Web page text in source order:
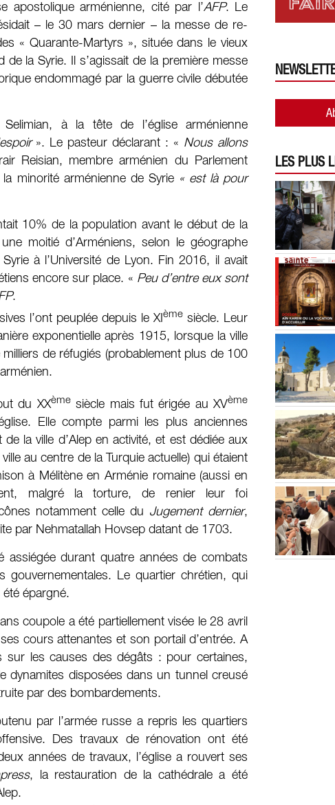
apostolique arménienne, cité par l’AFP. Le
– le 30 mars dernier – la messe de re-
« Quarante-Martyrs », située dans le vieux
la Syrie. Il s’agissait de la première messe
endommagé par la guerre civile débutée
à la tête de l’église arménienne
». Le pasteur déclarant : « Nous allons
Reisian, membre arménien du Parlement
minorité arménienne de Syrie« est là pour
10% de la population avant le début de la
moitié d’Arméniens, selon le géographe
à l’Université de Lyon. Fin 2016, il avait
encore sur place. « Peu d’entre eux sont
.
l’ont peuplée depuis le XI ème siècle. Leur
exponentielle après 1915, lorsque la ville
de réfugiés (probablement plus de 100
du XXèmesiècle mais fut érigée au XVème
Elle compte parmi les plus anciennes
la ville d’Alep en activité, et est dédiée aux
au centre de la Turquie actuelle) qui étaient
à Mélitène en Arménie romaine (aussi en
malgré la torture, de renier leur foi
notamment celle du Jugement dernier,
par Nehmatallah Hovsep datant de 1703.
assiégée durant quatre années de combats
Le quartier chrétien, qui
été épargné.
coupole a été partiellement visée le 28 avril
cours attenantes et son portail d’entrée. A
sur les causes des dégâts : pour certaines,
dynamites disposées dans un tunnel creusé
par des bombardements.
par l’armée russe a repris les quartiers
Des travaux de rénovation ont été
années de travaux, l’église a rouvert ses
, la restauration de la cathédrale a été
LES PLUS